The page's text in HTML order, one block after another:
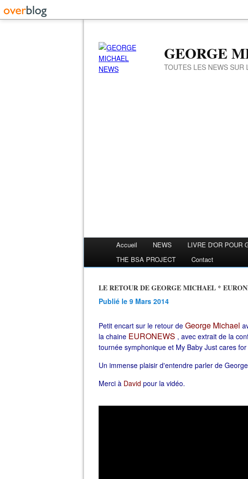
GEORGE
TOUTES LES NEWS
Accueil NEWS LIVRE D'OR POUR
THE BSA PROJECT
Contact
LE RETOUR DE GEORGE MICHAEL *
Publié le 9 Mars 2014
Petit encart sur le retour de George Michael
la chaine EURONEWS , avec extrait de la
tournée symphonique et My Baby Just cares
Un immense plaisir d'entendre parler de
Merci à David pour la vidéo.